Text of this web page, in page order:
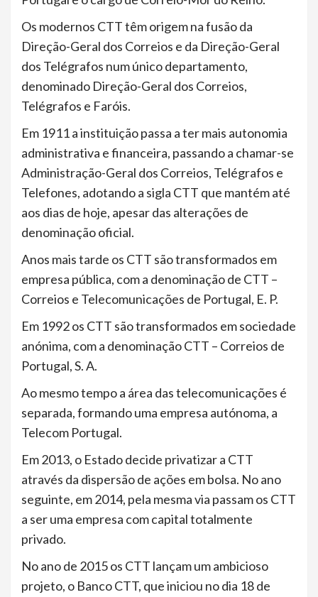
Os modernos CTT têm origem na fusão da
Direção-Geral dos Correios e da Direção-Geral
dos Telégrafos num único departamento,
denominado Direção-Geral dos Correios,
Telégrafos e Faróis.
Em 1911 a instituição passa a ter mais autonomia
administrativa e financeira, passando a chamar-se
Administração-Geral dos Correios, Telégrafos e
Telefones, adotando a sigla CTT que mantém até
aos dias de hoje, apesar das alterações de
denominação oficial.
Anos mais tarde os CTT são transformados em
empresa pública, com a denominação de CTT –
Correios e Telecomunicações de Portugal, E. P.
Em 1992 os CTT são transformados em sociedade
anónima, com a denominação CTT – Correios de
Portugal, S. A.
Ao mesmo tempo a área das telecomunicações é
separada, formando uma empresa autónoma, a
Telecom Portugal.
Em 2013, o Estado decide privatizar a CTT
através da dispersão de ações em bolsa. No ano
seguinte, em 2014, pela mesma via passam os CTT
a ser uma empresa com capital totalmente
privado.
No ano de 2015 os CTT lançam um ambicioso
projeto, o Banco CTT, que iniciou no dia 18 de